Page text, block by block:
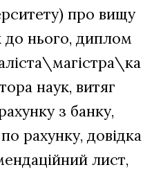
про вищу
до нього, диплом
наук, витяг
з банку,
рахунку, довідка
лист,